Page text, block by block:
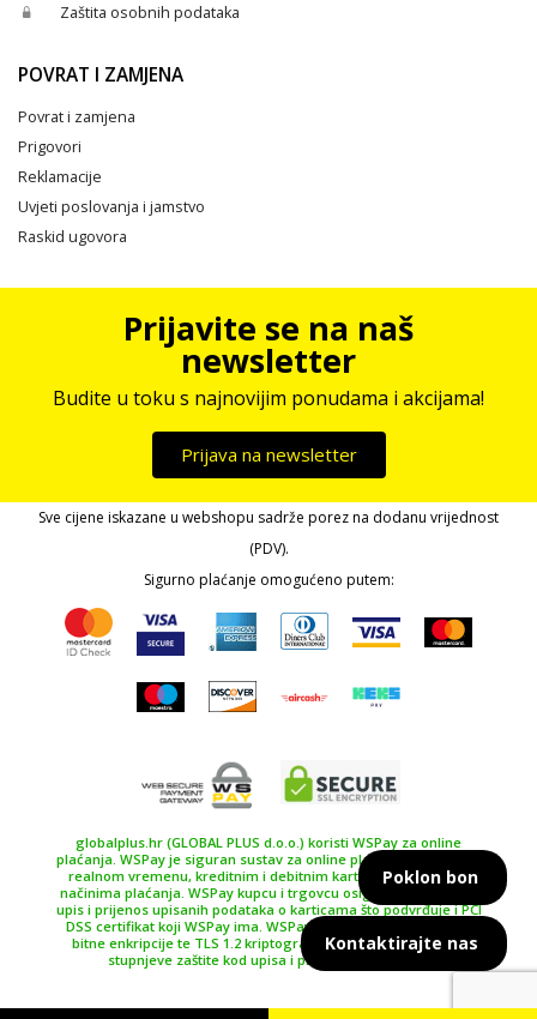
Zaštita osobnih podataka
POVRAT I ZAMJENA
Povrat i zamjena
Prigovori
Reklamacije
Uvjeti poslovanja i jamstvo
Raskid ugovora
Prijavite se na naš
newsletter
Budite u toku s najnovijim ponudama i akcijama!
Prijava na newsletter
Sve cijene iskazane u webshopu sadrže porez na dodanu vrijednost
(PDV).
Sigurno plaćanje omogućeno putem:
globalplus.hr (GLOBAL PLUS d.o.o.) koristi WSPay za online
plaćanja. WSPay je siguran sustav za online plaćanje, plaćanje u
realnom vremenu, kreditnim i debitnim karticama te drugim
načinima plaćanja. WSPay kupcu i trgovcu osiguravaju siguran
upis i prijenos upisanih podataka o karticama što podvrđuje i PCI
DSS certifikat koji WSPay ima. WSPay koristi SSL certifikat 256
bitne enkripcije te TLS 1.2 kriptografski protokol kao najviše
stupnjeve zaštite kod upisa i prijenosa podataka.
Kontaktirajte nas
Poklon bon